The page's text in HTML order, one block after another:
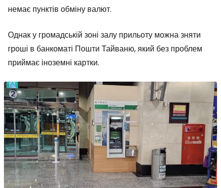
немає пунктів обміну валют.
Однак у громадській зоні залу прильоту можна зняти
гроші в банкоматі Пошти Тайваню, який без проблем
приймає іноземні картки.